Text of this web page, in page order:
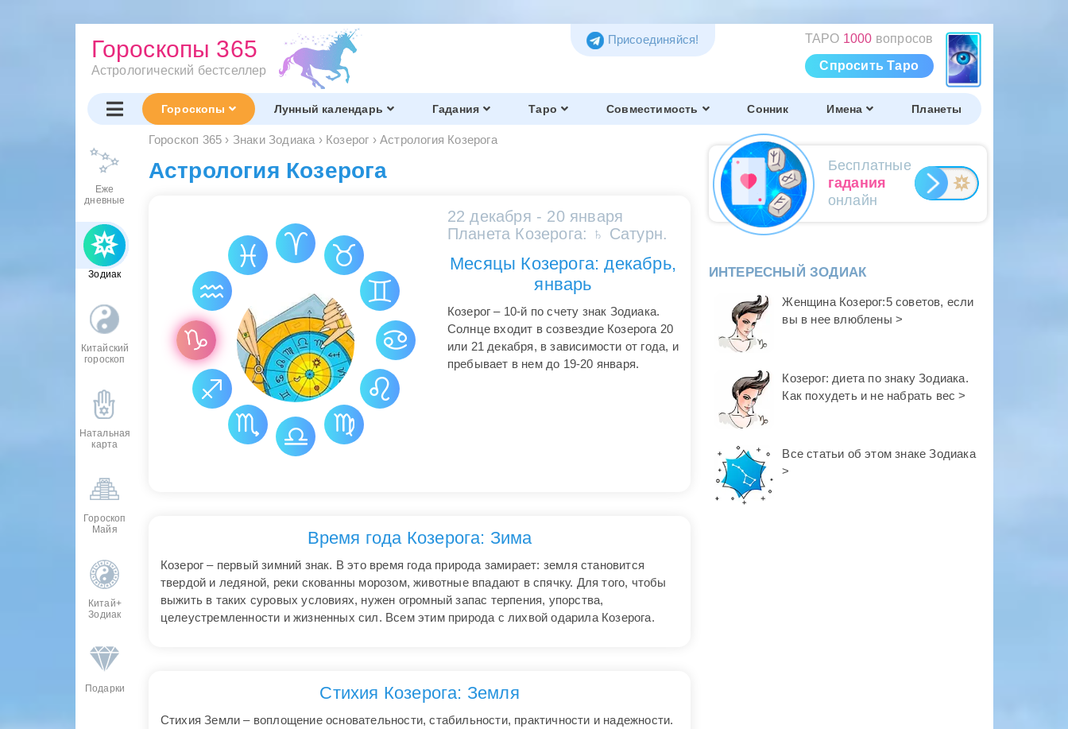
Гороскопы 365
Астрологический бестселлер
ТАРО 1000 вопросов
Спросить Таро
Присоединяйся!
Гороскопы Лунный календарь Гадания Таро Совместимость Сонник Имена Планеты
Еже
дневные
Зодиак
Китайский
гороскоп
Натальная
карта
Гороскоп
Майя
Китай+
Зодиак
Подарки
Гороскоп 365 › Знаки Зодиака › Козерог › Астрология Козерога
Астрология Козерога
22 декабря - 20 января
Планета Козерога: ♄ Сатурн.
Месяцы Козерога: декабрь,
январь
Козерог – 10-й по счету знак Зодиака.
Солнце входит в созвездие Козерога 20
или 21 декабря, в зависимости от года, и
пребывает в нем до 19-20 января.
Время года Козерога: Зима
Козерог – первый зимний знак. В это время года природа замирает: земля становится
твердой и ледяной, реки скованны морозом, животные впадают в спячку. Для того, чтобы
выжить в таких суровых условиях, нужен огромный запас терпения, упорства,
целеустремленности и жизненных сил. Всем этим природа с лихвой одарила Козерога.
Стихия Козерога: Земля
Стихия Земли – воплощение основательности, стабильности, практичности и надежности.
Бесплатные
гадания
онлайн
ИНТЕРЕСНЫЙ ЗОДИАК
Женщина Козерог:5 советов, если
вы в нее влюблены >
Козерог: диета по знаку Зодиака.
Как похудеть и не набрать вес >
Все статьи об этом знаке Зодиака
>